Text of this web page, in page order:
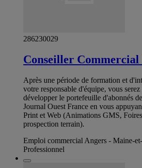
286230029
Conseiller Commercial
Après une période de formation et
votre responsable d'équipe, vous
développer le portefeuille d'abonnés
Journal Ouest France en vous
Print et Web (Animations GMS,
prospection terrain).
Emploi commercial Angers - Maine-
Professionnel